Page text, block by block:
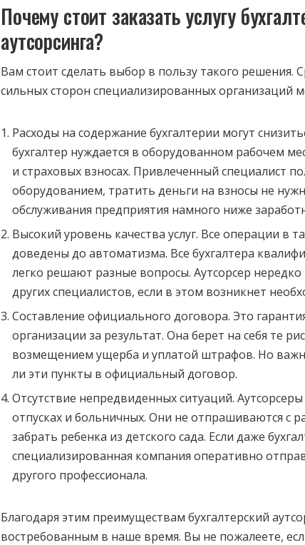
Почему стоит заказать услугу
аутсорсинга?
Вам стоит сделать выбор в пользу такого решения.
сильных сторон специализированных организаций
Расходы на содержание бухгалтерии могут
бухгалтер нуждается в оборудованном рабочем
и страховых взносах. Привлеченный специалист
оборудованием, тратить деньги на взносы не
обслуживания предприятия намного ниже
Высокий уровень качества услуг. Все операции в
доведены до автоматизма. Все бухгалтера
легко решают разные вопросы. Аутсорсер
других специалистов, если в этом возникнет
Составление официального договора. Это
организации за результат. Она берет на себя те
возмещением ущерба и уплатой штрафов. Но
ли эти пункты в официальный договор.
Отсутствие непредвиденных ситуаций.
отпусках и больничных. Они не отпрашиваются с
забрать ребенка из детского сада. Если даже
специализированная компания оперативно
другого профессионала.
Благодаря этим преимуществам бухгалтерский
востребованным в наше время. Вы не пожалеете,